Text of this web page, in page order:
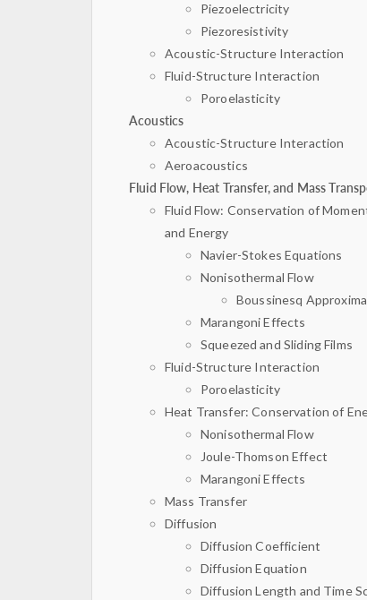
Piezoelectricity
Piezoresistivity
Acoustic-Structure Interaction
Fluid-Structure Interaction
Poroelasticity
Acoustics
Acoustic-Structure Interaction
Aeroacoustics
Fluid Flow, Heat Transfer, and Mass
Fluid Flow: Conservation of
and Energy
Navier-Stokes Equations
Nonisothermal Flow
Boussinesq
Marangoni Effects
Squeezed and Sliding Films
Fluid-Structure Interaction
Poroelasticity
Heat Transfer: Conservation of
Nonisothermal Flow
Joule-Thomson Effect
Marangoni Effects
Mass Transfer
Diffusion
Diffusion Coefficient
Diffusion Equation
Diffusion Length and Time